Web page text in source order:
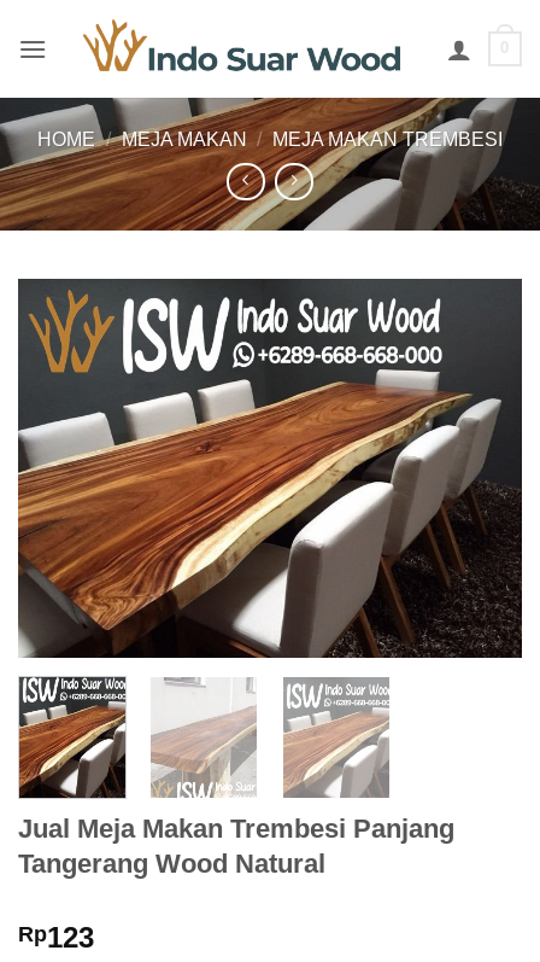
0
HOME / MEJA MAKAN / MEJA MAKAN TREMBESI
Jual Meja Makan Trembesi Panjang
Tangerang Wood Natural
Rp123